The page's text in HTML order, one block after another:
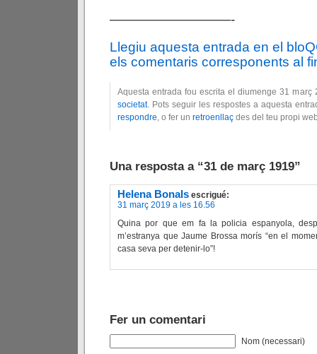
—————————-
Llegiu aquesta entrada en el
els comentaris corresponents al
Aquesta entrada fou escrita el diumenge 31
societat. Pots seguir les respostes a aquesta
respondre, o fer un retroenllaç des del teu propi
Una resposta a “31 de març 1919”
Helena Bonals escrigué:
31 març 2019 a les 16.56
Quina por que em fa la policia espanyola,
m’estranya que Jaume Brossa morís “en el
casa seva per detenir-lo”!
Fer un comentari
Nom (necessari)